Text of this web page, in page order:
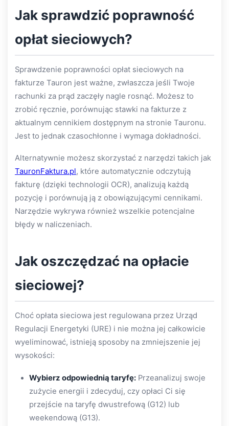
Jak sprawdzić poprawność
opłat sieciowych?
Sprawdzenie poprawności opłat sieciowych na
fakturze Tauron jest ważne, zwłaszcza jeśli Twoje
rachunki za prąd zaczęły nagle rosnąć. Możesz to
zrobić ręcznie, porównując stawki na fakturze z
aktualnym cennikiem dostępnym na stronie Tauronu.
Jest to jednak czasochłonne i wymaga dokładności.
Alternatywnie możesz skorzystać z narzędzi takich jak
TauronFaktura.pl, które automatycznie odczytują
fakturę (dzięki technologii OCR), analizują każdą
pozycję i porównują ją z obowiązującymi cennikami.
Narzędzie wykrywa również wszelkie potencjalne
błędy w naliczeniach.
Jak oszczędzać na opłacie
sieciowej?
Choć opłata sieciowa jest regulowana przez Urząd
Regulacji Energetyki (URE) i nie można jej całkowicie
wyeliminować, istnieją sposoby na zmniejszenie jej
wysokości:
Wybierz odpowiednią taryfę: Przeanalizuj swoje
zużycie energii i zdecyduj, czy opłaci Ci się
przejście na taryfę dwustrefową (G12) lub
weekendową (G13).